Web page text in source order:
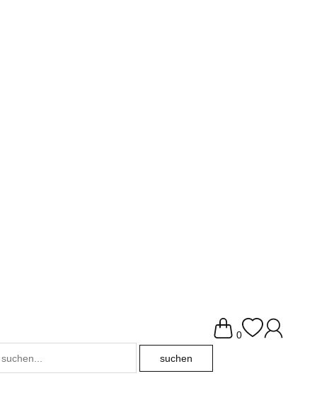
0